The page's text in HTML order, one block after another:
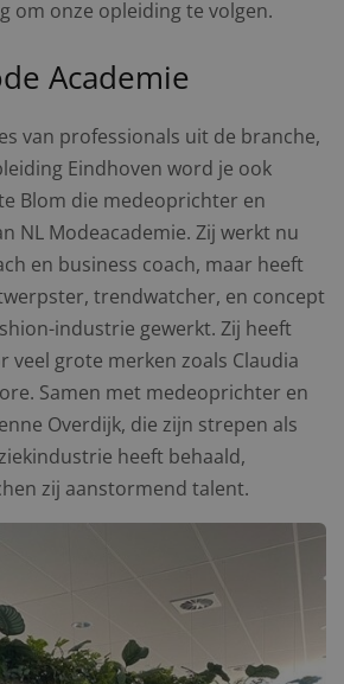
om onze opleiding te volgen.
Academie
van professionals uit de branche,
Eindhoven word je ook
Blom die medeoprichter en
NL Modeacademie. Zij werkt nu
en business coach, maar heeft
trendwatcher, en concept
industrie gewerkt. Zij heeft
veel grote merken zoals Claudia
Samen met medeoprichter en
Overdijk, die zijn strepen als
heeft behaald,
zij aanstormend talent.